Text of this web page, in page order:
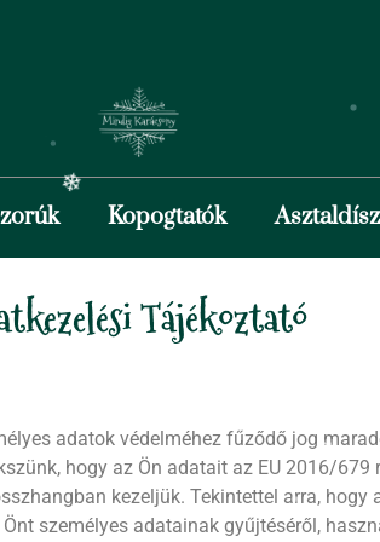
Kopogtatók
Tájékoztató
adatok védelméhez fűződő jog
hogy az Ön adatait az EU 2016/
kezeljük. Tekintettel arra,
személyes adatainak gyűjtéséről,